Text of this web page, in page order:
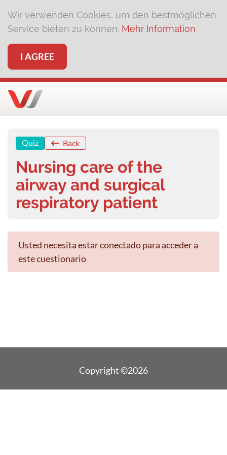
Wir verwenden Cookies, um den bestmöglichen
Service bieten zu können. Mehr Information
I AGREE
Quiz Back
Nursing care of the
airway and surgical
respiratory patient
Usted necesita estar conectado para acceder a
este cuestionario
Copyright ©2026